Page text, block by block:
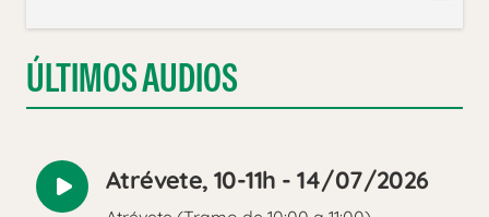
ÚLTIMOS AUDIOS
Reproducir
Atrévete, 10-11h - 14/07/2026